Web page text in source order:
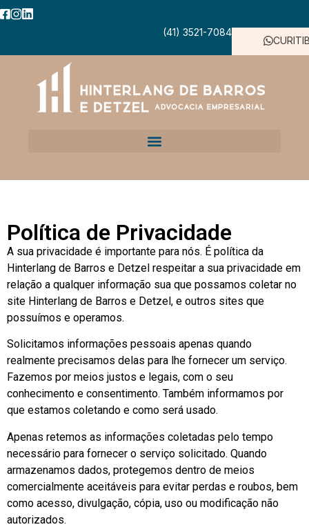
(41) 3521-7084
Política de Privacidade
A sua privacidade é importante para nós. É política da
Hinterlang de Barros e Detzel respeitar a sua privacidade em
relação a qualquer informação sua que possamos coletar no
site Hinterlang de Barros e Detzel, e outros sites que
possuímos e operamos.
Solicitamos informações pessoais apenas quando
realmente precisamos delas para lhe fornecer um serviço.
Fazemos por meios justos e legais, com o seu
conhecimento e consentimento. Também informamos por
que estamos coletando e como será usado.
Apenas retemos as informações coletadas pelo tempo
necessário para fornecer o serviço solicitado. Quando
armazenamos dados, protegemos dentro de meios
comercialmente aceitáveis ​​para evitar perdas e roubos, bem
como acesso, divulgação, cópia, uso ou modificação não
autorizados.